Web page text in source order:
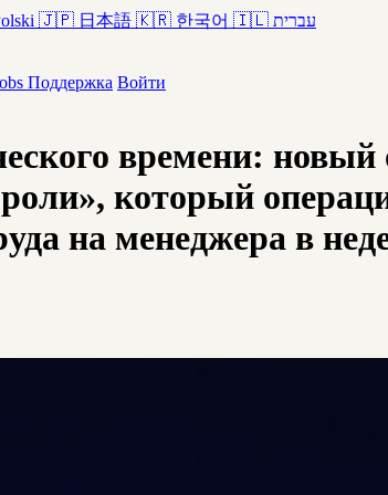
🇯🇵 日本語 🇰🇷 한국어 🇮🇱 עברית
Поддержка Войти
времени:
который
на менеджера в